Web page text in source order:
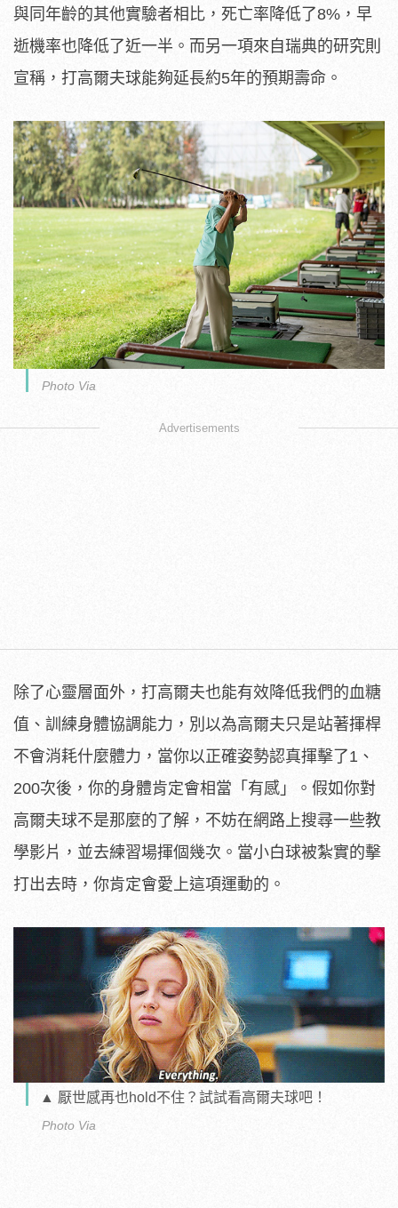
與同年齡的其他實驗者相比，死亡率降低了8%，早
逝機率也降低了近一半。而另一項來自瑞典的研究則
宣稱，打高爾夫球能夠延長約5年的預期壽命。
Photo Via
Advertisements
除了心靈層面外，打高爾夫也能有效降低我們的血糖
值、訓練身體協調能力，別以為高爾夫只是站著揮桿
不會消耗什麼體力，當你以正確姿勢認真揮擊了1、
200次後，你的身體肯定會相當「有感」。假如你對
高爾夫球不是那麼的了解，不妨在網路上搜尋一些教
學影片，並去練習場揮個幾次。當小白球被紮實的擊
打出去時，你肯定會愛上這項運動的。
▲ 厭世感再也hold不住？試試看高爾夫球吧！
Photo Via